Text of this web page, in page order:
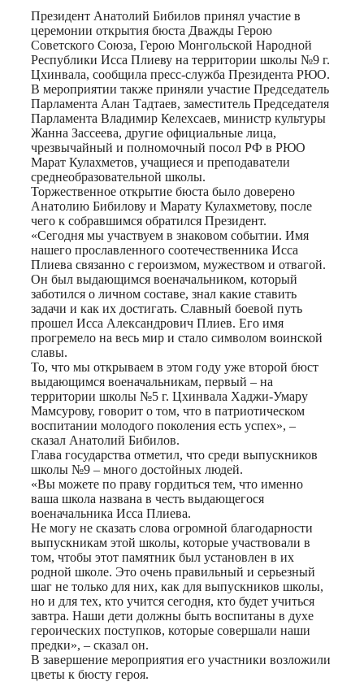
Print
Президент Анатолий Бибилов принял участие в
церемонии открытия бюста Дважды Герою
Советского Союза, Герою Монгольской Народной
Республики Исса Плиеву на территории школы №9 г.
Цхинвала, сообщила пресс-служба Президента РЮО.
В мероприятии также приняли участие Председатель
Парламента Алан Тадтаев, заместитель Председателя
Парламента Владимир Келехсаев, министр культуры
Жанна Зассеева, другие официальные лица,
чрезвычайный и полномочный посол РФ в РЮО
Марат Кулахметов, учащиеся и преподаватели
среднеобразовательной школы.
Торжественное открытие бюста было доверено
Анатолию Бибилову и Марату Кулахметову, после
чего к собравшимся обратился Президент.
«Сегодня мы участвуем в знаковом событии. Имя
нашего прославленного соотечественника Исса
Плиева связанно с героизмом, мужеством и отвагой.
Он был выдающимся военачальником, который
заботился о личном составе, знал какие ставить
задачи и как их достигать. Славный боевой путь
прошел Исса Александрович Плиев. Его имя
прогремело на весь мир и стало символом воинской
славы.
То, что мы открываем в этом году уже второй бюст
выдающимся военачальникам, первый – на
территории школы №5 г. Цхинвала Хаджи-Умару
Мамсурову, говорит о том, что в патриотическом
воспитании молодого поколения есть успех», –
сказал Анатолий Бибилов.
Глава государства отметил, что среди выпускников
школы №9 – много достойных людей.
«Вы можете по праву гордиться тем, что именно
ваша школа названа в честь выдающегося
военачальника Исса Плиева.
Не могу не сказать слова огромной благодарности
выпускникам этой школы, которые участвовали в
том, чтобы этот памятник был установлен в их
родной школе. Это очень правильный и серьезный
шаг не только для них, как для выпускников школы,
но и для тех, кто учится сегодня, кто будет учиться
завтра. Наши дети должны быть воспитаны в духе
героических поступков, которые совершали наши
предки», – сказал он.
В завершение мероприятия его участники возложили
цветы к бюсту героя.